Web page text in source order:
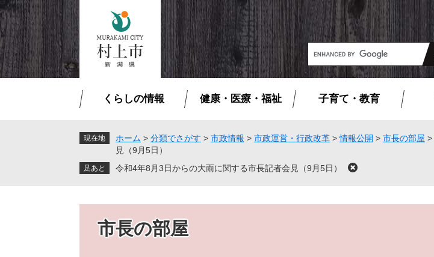
ペ
ー
ジ
の
先
頭
メ
ニ
ュ
ー
を
飛
G
o
o
カ
タ
くらしの情報 健康・医療・福祉 子育て・教育
現在地 ホーム > 分類でさがす > 市政情報 > 市政運営・行政改革 >情報公開 > 市長の部屋 >
見（9月5日）
令和4年8月3日からの大雨に関する市長記者会見（9月5日）
閉
市長の部屋